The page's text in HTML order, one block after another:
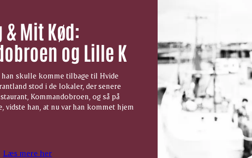
Mit Kød:
og Lille K
han skulle komme tilbage til Hvide
stod i de lokaler, der senere
Kommandobroen, og så på
vidste han, at nu var han kommet hjem
Læs mere her